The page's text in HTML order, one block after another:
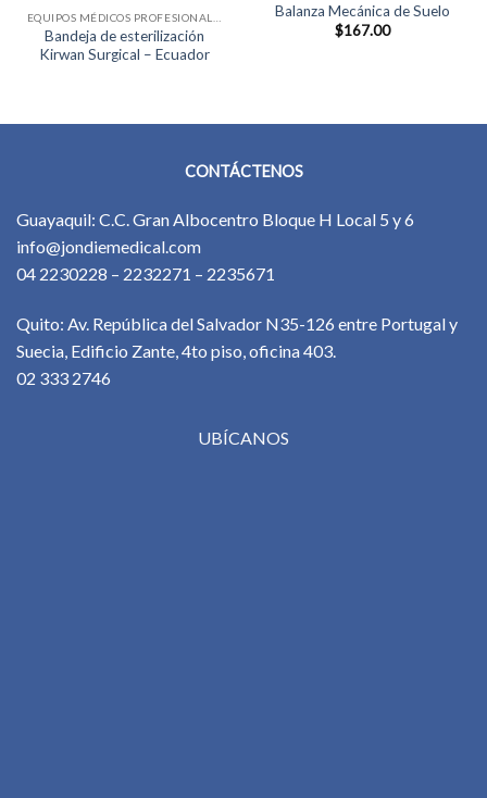
Bandeja de esterilización
Kirwan Surgical – Ecuador
Balanza Mecánica de Suelo
$167.00
CONTÁCTENOS
Guayaquil: C.C. Gran Albocentro Bloque H Local 5 y 6
info@jondiemedical.com
04 2230228 – 2232271 – 2235671
Quito: Av. República del Salvador N35-126 entre Portugal y
Suecia, Edificio Zante, 4to piso, oficina 403.
02 333 2746
UBÍCANOS